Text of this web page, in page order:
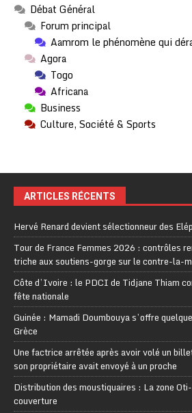
Débat Général
Forum principal
Aamrom le phénomène qui
Agora
Togo
Africana
Business
Culture, Société & Sports
ARTICLES RÉCENTS
Hervé Renard devient sélectionneur des
Tour de France Femmes 2026 : contrôles
triche aux soutiens-gorge sur le contre-la-
Côte d’Ivoire : le PDCI de Tidjane Thiam
fête nationale
Guinée : Mamadi Doumbouya s’offre
Grèce
Une factrice arrêtée après avoir volé un
son propriétaire avait envoyé à un proche
Distribution des moustiquaires : La zone
couverture